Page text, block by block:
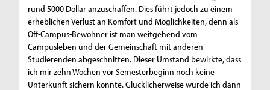
rund 5000 Dollar anzuschaffen. Dies führt jedoch zu einem
erheblichen Verlust an Komfort und Möglichkeiten, denn als
Off-Campus-Bewohner ist man weitgehend vom
Campusleben und der Gemeinschaft mit anderen
Studierenden abgeschnitten. Dieser Umstand bewirkte, dass
ich mir zehn Wochen vor Semesterbeginn noch keine
Unterkunft sichern konnte. Glücklicherweise wurde ich dann